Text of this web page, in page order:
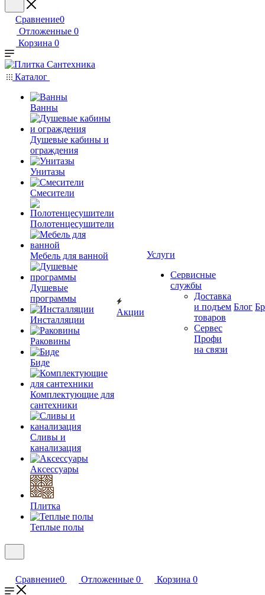
Сравнение0
Отложенные 0
Корзина 0
Каталог
Ванны
Душевые кабины и
ограждения
Унитазы
Смесители
Полотенцесушители
Мебель для ванной
Душевые
программы
Инсталляции
Раковины
Биде
Комплектующие для
сантехники
Сливы и
канализация
Аксессуары
Плитка
Теплые полы
Акции
Услуги
Сервисные
службы
Доставка
и подъем
товаров
Сервес
Профи
на связи
Блог
Сравнение0 Отложенные 0 Корзина 0